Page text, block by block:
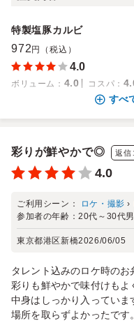
特製塩豚カルビ
972 円（税込）
4.0
ボリューム ： 4.0 コスパ ：
すべ
彩りが鮮やかで◎ 返信
4.0
ご利用シーン： ロケ・撮影 ›
参加者の年齢：20代～30代
東京都港区新橋2026/06/05
タレント込みのロケ時のお
彩りも鮮やかで味付けもよ
中身はしっかり入っていま
場所を取らずよかったです。